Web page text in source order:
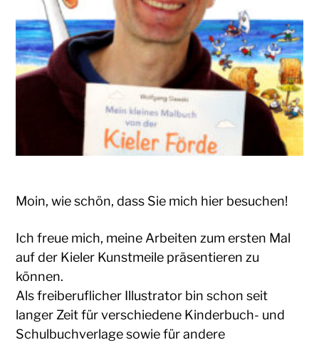
Moin, wie schön, dass Sie mich hier besuchen!
Ich freue mich, meine Arbeiten zum ersten Mal
auf der Kieler Kunstmeile präsentieren zu
können.
Als freiberuflicher Illustrator bin schon seit
langer Zeit für verschiedene Kinderbuch- und
Schulbuchverlage sowie für andere